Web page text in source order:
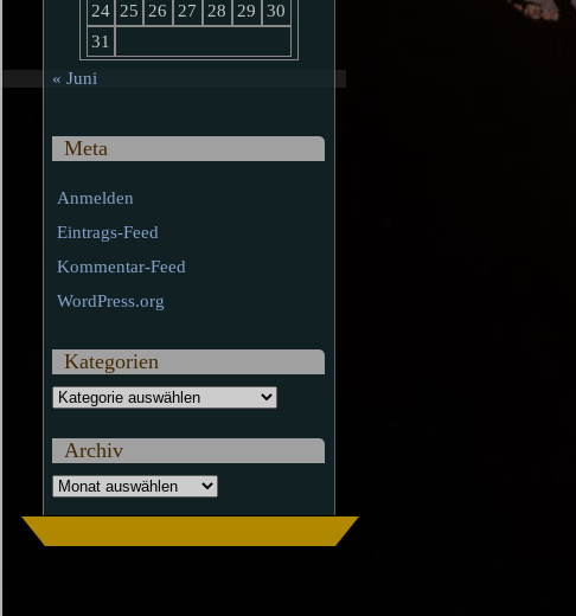
24 25 26 27 28 29
30
31
« Juni
Meta
Anmelden
Eintrags-Feed
Kommentar-Feed
WordPress.org
Kategorien
Kategorien
Archiv
Archiv